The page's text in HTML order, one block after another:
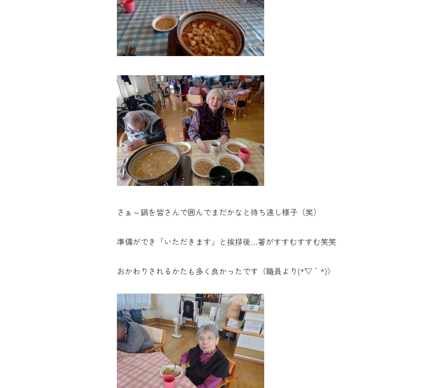
さぁ～鍋を皆さんで囲んでまだかなと待ち遠し様子（笑）
準備ができ「いただきます」と挨拶後…箸がすすむすすむ笑笑
おかわりされるかたも多く良かったです（職員より(*´▽｀*)）